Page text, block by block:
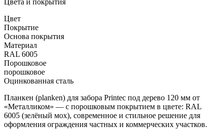
Цвета и покрытия
Цвет
Покрытие
Основа покрытия
Материал
RAL 6005
Порошковое
порошковое
Оцинкованная сталь
Планкен (planken) для забора Printec под дерево 120 мм от
«Металликом» — с порошковым покрытием в цвете: RAL
6005 (зелёный мох), современное и стильное решение для
оформления ограждения частных и коммерческих участков.